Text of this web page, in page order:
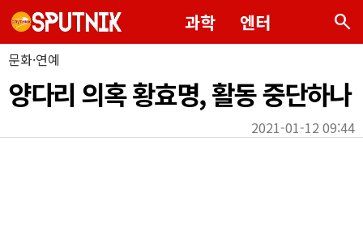
과학 엔터 search
문화·연예
양다리 의혹 황효명, 활동 중단하나
2021-01-12 09:44